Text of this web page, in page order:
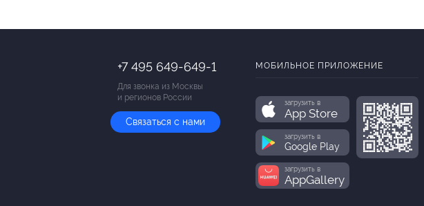
+7 495 649-649-1
Для звонка из Москвы
и регионов России
Связаться с нами
МОБИЛЬНОЕ ПРИЛОЖЕНИЕ
загрузить в
App Store
загрузить в
Google Play
загрузить в
AppGallery